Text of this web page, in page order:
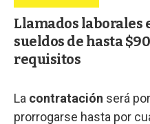
Llamados laborales
sueldos de hasta
requisitos
La contratación será
prorrogarse hasta por